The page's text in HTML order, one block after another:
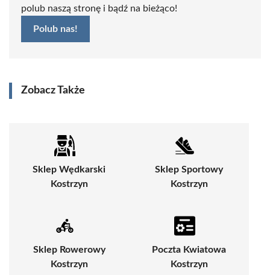
polub naszą stronę i bądź na bieżąco!
Polub nas!
Zobacz Także
Sklep Wędkarski
Kostrzyn
Sklep Sportowy
Kostrzyn
Sklep Rowerowy
Kostrzyn
Poczta Kwiatowa
Kostrzyn